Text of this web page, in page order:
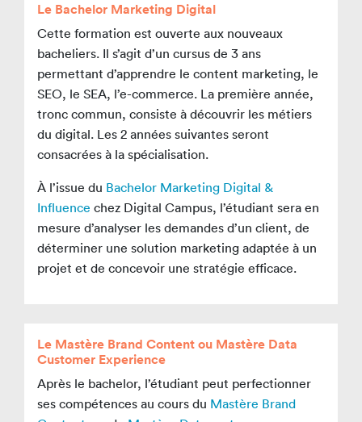
Le Bachelor Marketing Digital
Cette formation est ouverte aux nouveaux
bacheliers. Il s’agit d’un cursus de 3 ans
permettant d’apprendre le content marketing, le
SEO, le SEA, l’e-commerce. La première année,
tronc commun, consiste à découvrir les métiers
du digital. Les 2 années suivantes seront
consacrées à la spécialisation.
À l’issue du Bachelor Marketing Digital &
Influence chez Digital Campus, l’étudiant sera en
mesure d’analyser les demandes d’un client, de
déterminer une solution marketing adaptée à un
projet et de concevoir une stratégie efficace.
Le Mastère Brand Content ou Mastère Data
Customer Experience
Après le bachelor, l’étudiant peut perfectionner
ses compétences au cours du Mastère Brand